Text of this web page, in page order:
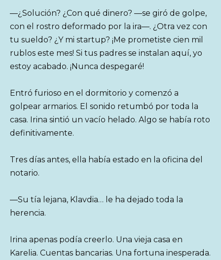
—¿Solución? ¿Con qué dinero? —se giró de golpe,
con el rostro deformado por la ira—. ¿Otra vez con
tu sueldo? ¿Y mi startup? ¡Me prometiste cien mil
rublos este mes! Si tus padres se instalan aquí, yo
estoy acabado. ¡Nunca despegaré!
Entró furioso en el dormitorio y comenzó a
golpear armarios. El sonido retumbó por toda la
casa. Irina sintió un vacío helado. Algo se había roto
definitivamente.
Tres días antes, ella había estado en la oficina del
notario.
—Su tía lejana, Klavdia… le ha dejado toda la
herencia.
Irina apenas podía creerlo. Una vieja casa en
Karelia. Cuentas bancarias. Una fortuna inesperada.